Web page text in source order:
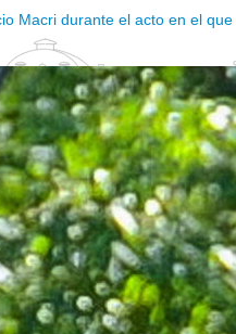
Macri durante el acto en el